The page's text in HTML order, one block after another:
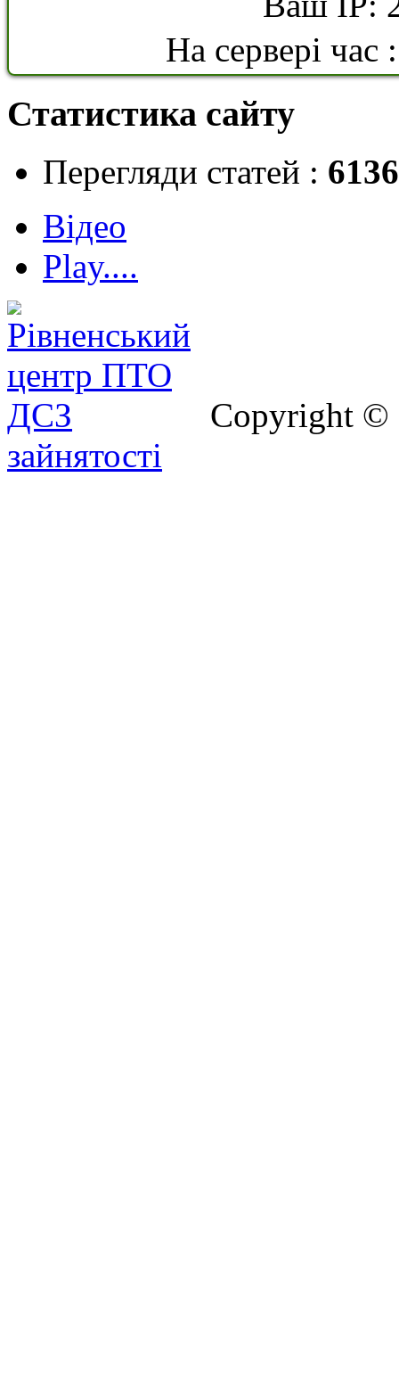
На сервері
Статистика сайту
Перегляди статей :
Відео
Play....
Copyright
зайнятості